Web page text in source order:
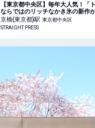
【東京都中央区】毎年大人気！「
ならではのリッチなかき氷の新作
京橋(東京都)駅 東京都中央区
STRAIGHT PRESS